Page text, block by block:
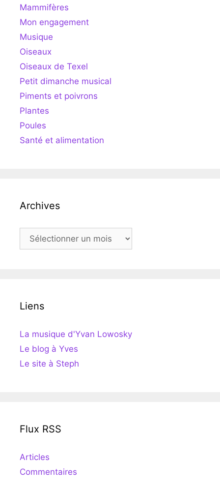
Mammifères
Mon engagement
Musique
Oiseaux
Oiseaux de Texel
Petit dimanche musical
Piments et poivrons
Plantes
Poules
Santé et alimentation
Archives
Archives
Liens
La musique d'Yvan Lowosky
Le blog à Yves
Le site à Steph
Flux RSS
Articles
Commentaires